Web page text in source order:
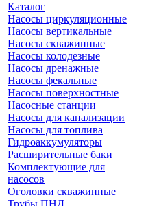
Каталог
Насосы циркуляционные
Насосы вертикальные
Насосы скважинные
Насосы колодезные
Насосы дренажные
Насосы фекальные
Насосы поверхностные
Насосные станции
Насосы для канализации
Насосы для топлива
Гидроаккумуляторы
Расширительные баки
Комплектующие для
насосов
Оголовки скважинные
Трубы ПНД